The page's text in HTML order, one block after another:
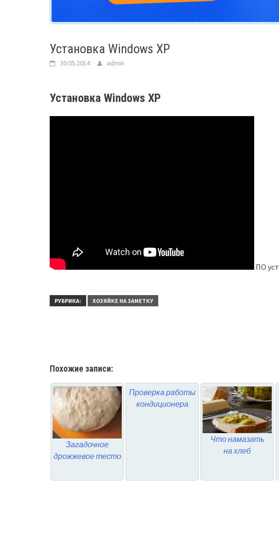
Установка Windows XP
30.05.2014 admin
Установка Windows XP
ПО
РУБРИКА: ХОЗЯЙКЕ НА ЗАМЕТКУ
Похожие записи:
Загадочное
дрожжевое тесто
Проверка работы
кондиционера
Что намазать
на хлеб